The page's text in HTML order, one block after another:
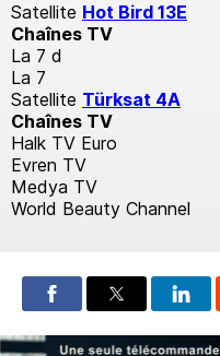
Satellite Hot Bird 13E
Chaînes TV
La 7 d
La 7
Satellite Türksat 4A
Chaînes TV
Halk TV Euro
Evren TV
Medya TV
World Beauty Channel